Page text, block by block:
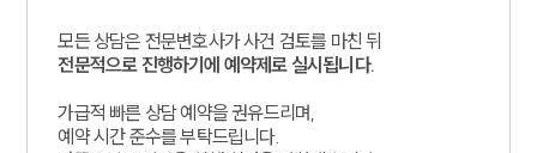
모든 상담은 전문변호사가 사건 검토를 마친 뒤
전문적으로 진행하기에 예약제로 실시됩니다.
가급적 빠른 상담 예약을 권유드리며,
예약 시간 준수를 부탁드립니다.